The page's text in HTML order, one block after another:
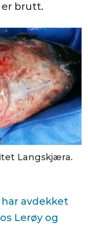
brutt.
Langskjæra.
avdekket
Lerøy og